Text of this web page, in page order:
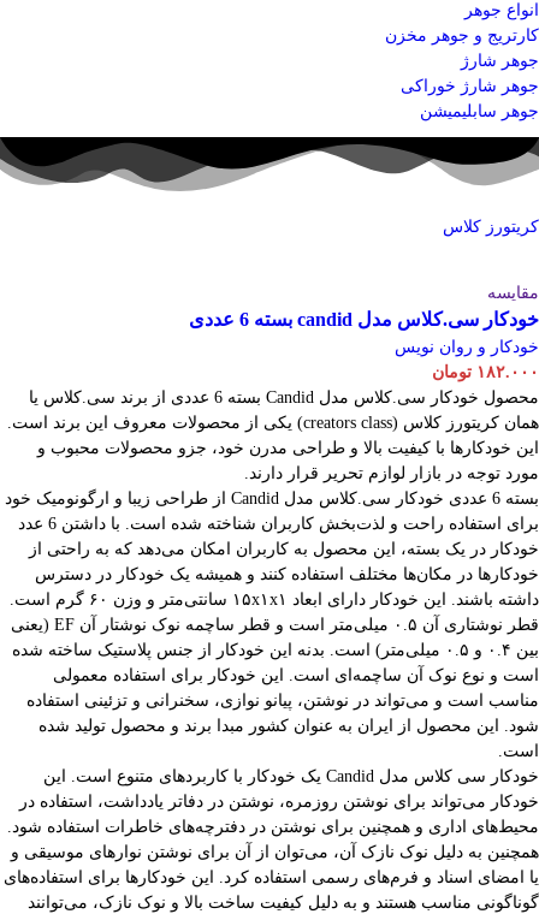
انواع جوهر
کارتریج و جوهر مخزن
جوهر شارژ
جوهر شارژ خوراکی
جوهر سابلیمیشن
کریتورز کلاس
مقایسه
خودکار سی.کلاس مدل candid بسته 6 عددی
خودکار و روان نویس
۱۸۲.۰۰۰ تومان
محصول خودکار سی.کلاس مدل Candid بسته 6 عددی از برند سی.کلاس یا
همان کریتورز کلاس (creators class) یکی از محصولات معروف این برند است.
این خودکارها با کیفیت بالا و طراحی مدرن خود، جزو محصولات محبوب و
مورد توجه در بازار لوازم تحریر قرار دارند.
بسته 6 عددی خودکار سی.کلاس مدل Candid از طراحی زیبا و ارگونومیک خود
برای استفاده راحت و لذت‌بخش کاربران شناخته شده است. با داشتن 6 عدد
خودکار در یک بسته، این محصول به کاربران امکان می‌دهد که به راحتی از
خودکارها در مکان‌ها مختلف استفاده کنند و همیشه یک خودکار در دسترس
داشته باشند. این خودکار دارای ابعاد ۱۵x۱x۱ سانتی‌متر و وزن ۶۰ گرم است.
قطر نوشتاری آن ۰.۵ میلی‌متر است و قطر ساچمه نوک نوشتار آن EF (یعنی
بین ۰.۴ و ۰.۵ میلی‌متر) است. بدنه این خودکار از جنس پلاستیک ساخته شده
است و نوع نوک آن ساچمه‌ای است. این خودکار برای استفاده معمولی
مناسب است و می‌تواند در نوشتن، پیانو نوازی، سخنرانی و تزئینی استفاده
شود. این محصول از ایران به عنوان کشور مبدا برند و محصول تولید شده
است.
خودکار سی کلاس مدل Candid یک خودکار با کاربردهای متنوع است. این
خودکار می‌تواند برای نوشتن روزمره، نوشتن در دفاتر یادداشت، استفاده در
محیط‌های اداری و همچنین برای نوشتن در دفترچه‌های خاطرات استفاده شود.
همچنین به دلیل نوک نازک آن، می‌توان از آن برای نوشتن نوارهای موسیقی و
یا امضای اسناد و فرم‌های رسمی استفاده کرد. این خودکارها برای استفاده‌های
گوناگونی مناسب هستند و به دلیل کیفیت ساخت بالا و نوک نازک، می‌توانند